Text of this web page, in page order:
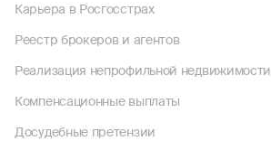
Карьера в Росгосстрах
Реестр брокеров и агентов
Реализация непрофильной недвижимости
Компенсационные выплаты
Досудебные претензии